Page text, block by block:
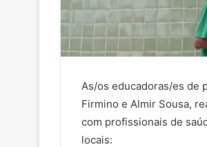
As/os educadoras/es de
Firmino e Almir Sousa,
com profissionais de
locais: